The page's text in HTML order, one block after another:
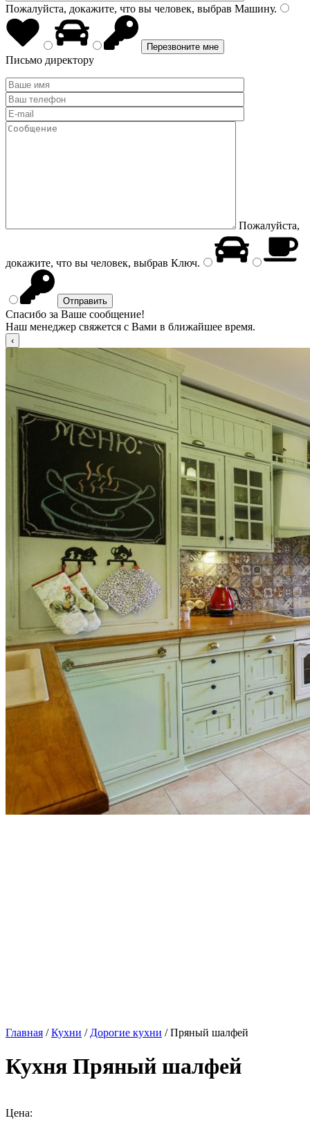
Пожалуйста, докажите, что вы человек, выбрав Машину.
Письмо директору
Пожалуйста,
докажите, что вы человек, выбрав Ключ.
Спасибо за Ваше сообщение!
Наш менеджер свяжется с Вами в ближайшее время.
Главная /Кухни / Дорогие кухни / Пряный шалфей
Кухня Пряный шалфей
Цена: